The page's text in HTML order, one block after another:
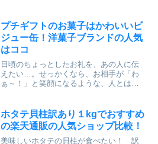
ーツクーヘン」を創り上げました。銀座
千疋屋の「銀座フルーツクーヘン」は、
イチゴ＆ミルク、メロン＆ミルク、レモ
ン＆はちみつ、バナナ＆チョコの４種
類。フルーツの程よい甘さが味わえま
す。今回は、銀座千疋屋の「銀座フルー
ツクーヘン（16個入）」の口コミや賞味
期限、味の種類等について調べています
プチギフトのお菓子はかわいいビ
ジュー缶！洋菓子ブランドの人気
はココ
日頃のちょっとしたお礼を、あの人に伝
えたい…。せっかくなら、お相手が「わ
ぁ～！」と笑顔になるような、人とはち
いいビジュー缶のサブレはいかがでしょ
うか？宝石のイラストが描かれたかわい
い缶には、ひとくちサイズのサブレが12
個入っています。このかわいいプチギフ
ホタテ貝柱訳あり１kgでおすすめ
の楽天通販の人気ショップ比較！
美味しいホタテの貝柱が食べたい！ 訳